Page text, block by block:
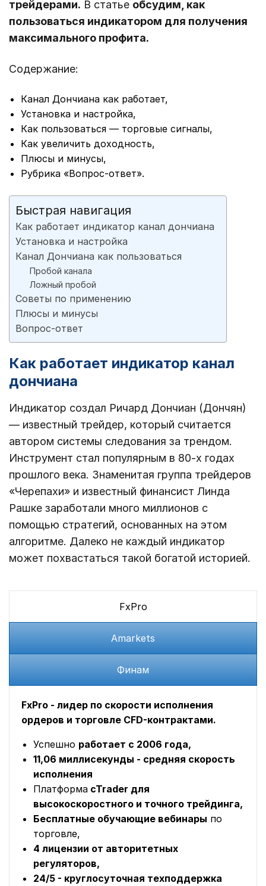
трейдерами. В статье обсудим, как
пользоваться индикатором для получения
максимального профита.
Содержание:
Канал Дончиана как работает,
Установка и настройка,
Как пользоваться — торговые сигналы,
Как увеличить доходность,
Плюсы и минусы,
Рубрика «Вопрос-ответ».
Быстрая навигация
Как работает индикатор канал дончиана
Установка и настройка
Канал Дончиана как пользоваться
Пробой канала
Ложный пробой
Советы по применению
Плюсы и минусы
Вопрос-ответ
Как работает индикатор канал
дончиана
Индикатор создал Ричард Дончиан (Дончян)
― известный трейдер, который считается
автором системы следования за трендом.
Инструмент стал популярным в 80-х годах
прошлого века. Знаменитая группа трейдеров
«Черепахи» и известный финансист Линда
Рашке заработали много миллионов с
помощью стратегий, основанных на этом
алгоритме. Далеко не каждый индикатор
может похвастаться такой богатой историей.
FxPro
Amarkets
Финам
FxPro - лидер по скорости исполнения
ордеров и торговле CFD-контрактами.
Успешно работает с 2006 года,
11,06 миллисекунды - средняя скорость
исполнения
Платформа cTrader для
высокоскоростного и точного трейдинга,
Бесплатные обучающие вебинары по
торговле,
4 лицензии от авторитетных
регуляторов,
24/5 - круглосуточная техподдержка